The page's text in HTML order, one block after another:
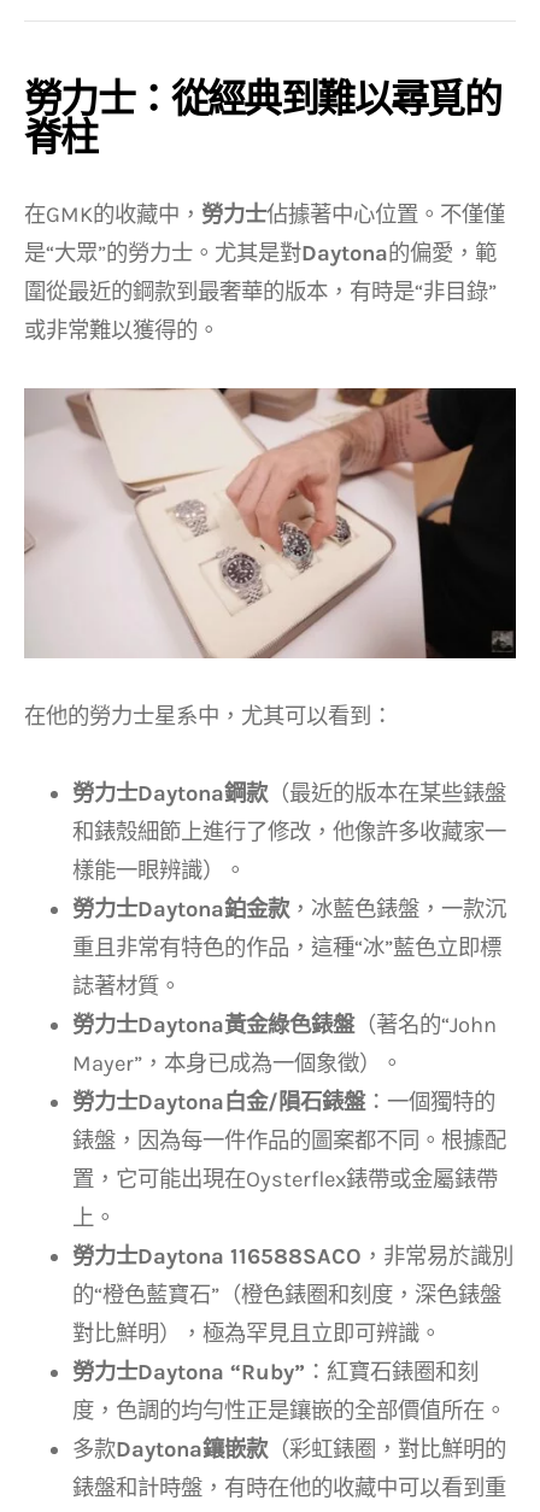
勞力士：從經典到難以尋覓的
脊柱
在GMK的收藏中， 勞力士佔據著中心位置。不僅僅
是“大眾”的勞力士。尤其是對Daytona的偏愛，範
圍從最近的鋼款到最奢華的版本，有時是“非目錄”
或非常難以獲得的。
在他的勞力士星系中，尤其可以看到：
勞力士Daytona鋼款（最近的版本在某些錶盤
和錶殼細節上進行了修改，他像許多收藏家一
樣能一眼辨識）。
勞力士Daytona鉑金款，冰藍色錶盤，一款沉
重且非常有特色的作品，這種“冰”藍色立即標
誌著材質。
勞力士Daytona黃金綠色錶盤（著名的“John
Mayer”，本身已成為一個象徵）。
勞力士Daytona白金/隕石錶盤：一個獨特的
錶盤，因為每一件作品的圖案都不同。根據配
置，它可能出現在Oysterflex錶帶或金屬錶帶
上。
勞力士Daytona 116588SACO ，非常易於識別
的“橙色藍寶石”（橙色錶圈和刻度，深色錶盤
對比鮮明），極為罕見且立即可辨識。
勞力士Daytona “Ruby” ：紅寶石錶圈和刻
度，色調的均勻性正是鑲嵌的全部價值所在。
多款Daytona鑲嵌款（彩虹錶圈，對比鮮明的
錶盤和計時盤，有時在他的收藏中可以看到重